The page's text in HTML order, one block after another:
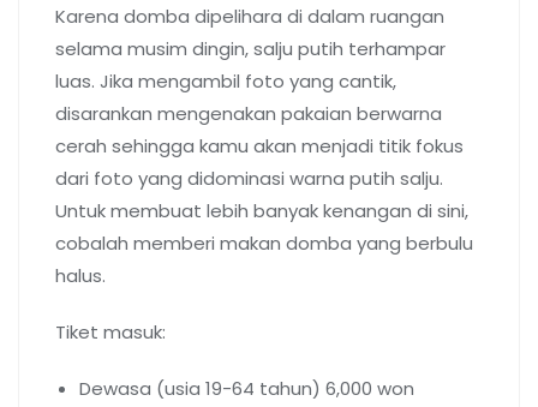
Karena domba dipelihara di dalam ruangan
selama musim dingin, salju putih terhampar
luas. Jika mengambil foto yang cantik,
disarankan mengenakan pakaian berwarna
cerah sehingga kamu akan menjadi titik fokus
dari foto yang didominasi warna putih salju.
Untuk membuat lebih banyak kenangan di sini,
cobalah memberi makan domba yang berbulu
halus.
Tiket masuk:
Dewasa (usia 19-64 tahun) 6,000 won